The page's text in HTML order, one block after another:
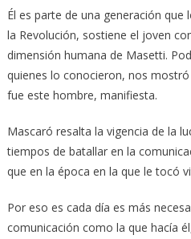
Él es parte de una generación
la Revolución, sostiene el joven
dimensión humana de Masetti.
quienes lo conocieron, nos
fue este hombre, manifiesta.
Mascaró resalta la vigencia de la
tiempos de batallar en la
que en la época en la que le tocó
Por eso es cada día es más
comunicación como la que hacía